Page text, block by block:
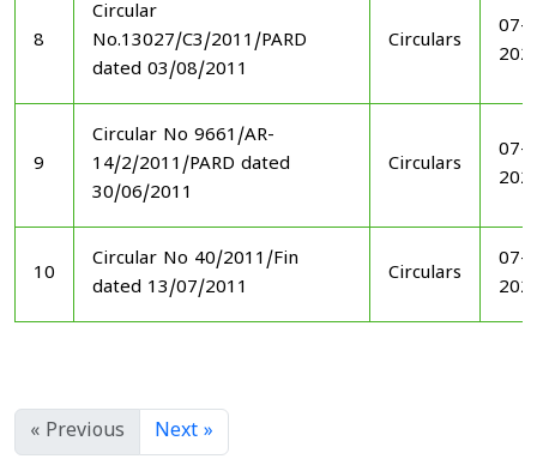
8
Circular
No.13027/C3/2011/PARD
dated 03/08/2011
Circulars
07-
9
Circular No 9661/AR-
14/2/2011/PARD dated
30/06/2011
Circulars
07-
10
Circular No 40/2011/Fin
dated 13/07/2011
Circulars
07-
« Previous Next »